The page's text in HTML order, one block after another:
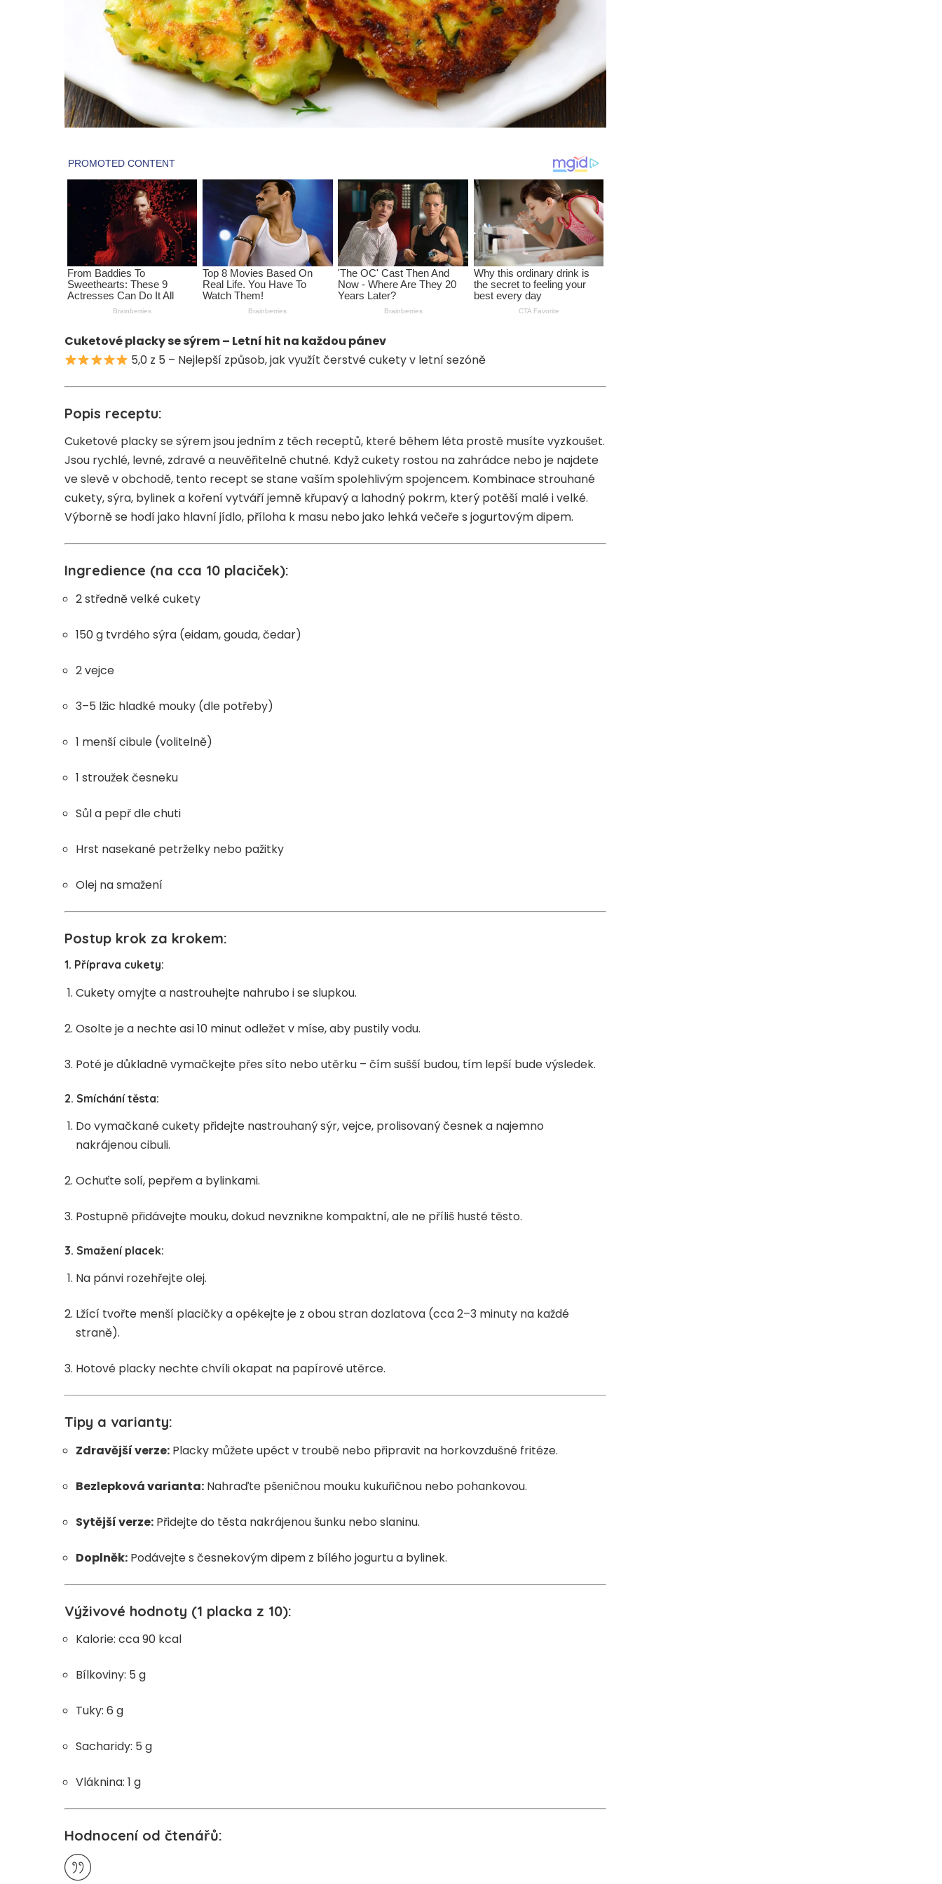
Cuketové placky se sýrem – Letní hit na každou pánev
5,0 z 5 – Nejlepší způsob, jak využít čerstvé cukety v letní sezóně
Popis receptu:
Cuketové placky se sýrem jsou jedním z těch receptů, které během léta prostě musíte vyzkoušet.
Jsou rychlé, levné, zdravé a neuvěřitelně chutné. Když cukety rostou na zahrádce nebo je najdete
ve slevě v obchodě, tento recept se stane vaším spolehlivým spojencem. Kombinace strouhané
cukety, sýra, bylinek a koření vytváří jemně křupavý a lahodný pokrm, který potěší malé i velké.
Výborně se hodí jako hlavní jídlo, příloha k masu nebo jako lehká večeře s jogurtovým dipem.
Ingredience (na cca 10 placiček):
2 středně velké cukety
150 g tvrdého sýra (eidam, gouda, čedar)
2 vejce
3–5 lžic hladké mouky (dle potřeby)
1 menší cibule (volitelně)
1 stroužek česneku
Sůl a pepř dle chuti
Hrst nasekané petrželky nebo pažitky
Olej na smažení
Postup krok za krokem:
1. Příprava cukety:
Cukety omyjte a nastrouhejte nahrubo i se slupkou.
Osolte je a nechte asi 10 minut odležet v míse, aby pustily vodu.
Poté je důkladně vymačkejte přes síto nebo utěrku – čím sušší budou, tím lepší bude výsledek.
2. Smíchání těsta:
Do vymačkané cukety přidejte nastrouhaný sýr, vejce, prolisovaný česnek a najemno
nakrájenou cibuli.
Ochuťte solí, pepřem a bylinkami.
Postupně přidávejte mouku, dokud nevznikne kompaktní, ale ne příliš husté těsto.
3. Smažení placek:
Na pánvi rozehřejte olej.
Lžící tvořte menší placičky a opékejte je z obou stran dozlatova (cca 2–3 minuty na každé
straně).
Hotové placky nechte chvíli okapat na papírové utěrce.
Tipy a varianty:
Zdravější verze: Placky můžete upéct v troubě nebo připravit na horkovzdušné fritéze.
Bezlepková varianta: Nahraďte pšeničnou mouku kukuřičnou nebo pohankovou.
Sytější verze: Přidejte do těsta nakrájenou šunku nebo slaninu.
Doplněk: Podávejte s česnekovým dipem z bílého jogurtu a bylinek.
Výživové hodnoty (1 placka z 10):
Kalorie: cca 90 kcal
Bílkoviny: 5 g
Tuky: 6 g
Sacharidy: 5 g
Vláknina: 1 g
Hodnocení od čtenářů: